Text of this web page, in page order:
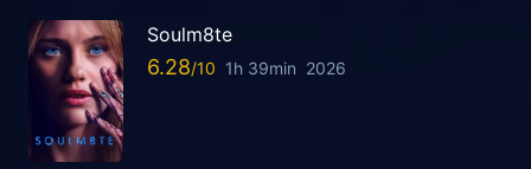
Soulm8te
6.28 1h 39min 2026